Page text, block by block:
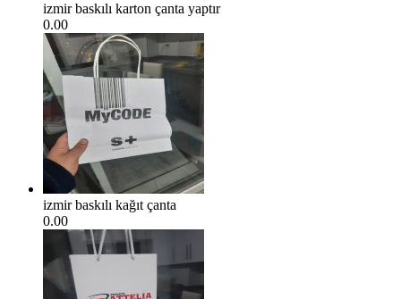
izmir baskılı karton çanta yaptır
0.00
izmir baskılı kağıt çanta
0.00